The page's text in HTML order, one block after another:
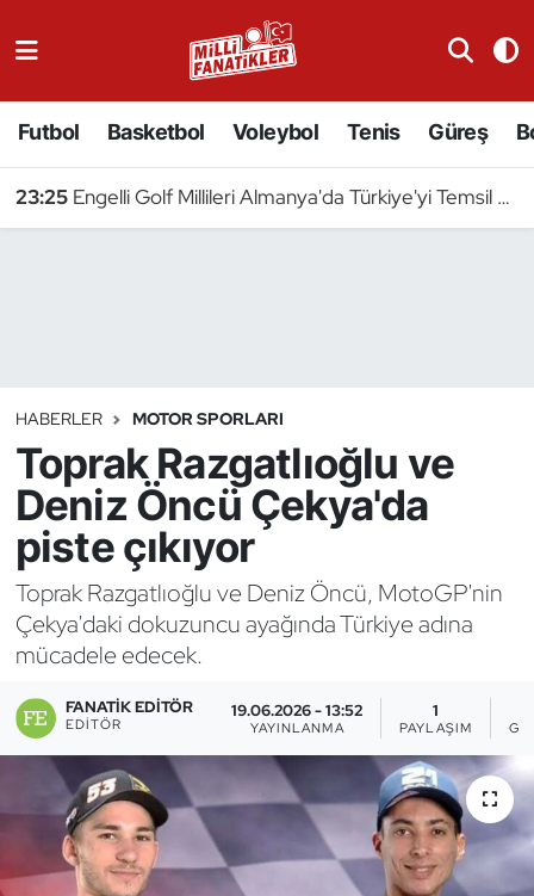
Futbol Basketbol Voleybol Tenis Güreş
23:25 Engelli Golf Millileri Almanya'da Türkiye'yi Temsil Edecek
HABERLER MOTOR SPORLARI
Toprak Razgatlıoğlu ve
Deniz Öncü Çekya'da
piste çıkıyor
Toprak Razgatlıoğlu ve Deniz Öncü, MotoGP'nin
Çekya'daki dokuzuncu ayağında Türkiye adına
mücadele edecek.
FANATIK EDITÖR
EDITÖR
19.06.2026 - 13:52
YAYINLANMA
1
PAYLAŞIM
Badminton
Binicilik
Bisiklet
Bocce Bowling Dart
Boks
Briç
Buz Hokeyi
Buz Pateni
Çim Hokeyi